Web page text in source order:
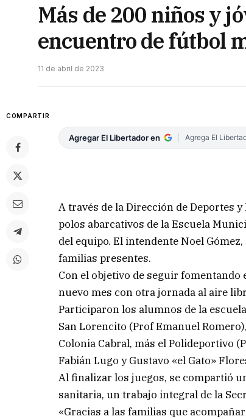
Más de 200 niños y
encuentro de fútbol
11 de abril de 2023
COMPARTIR
Agregar El Libertador en Agrega El
A través de la Dirección de Deportes
polos abarcativos de la Escuela
del equipo. El intendente Noel
familias presentes.
Con el objetivo de seguir
nuevo mes con otra jornada al aire
Participaron los alumnos de la
San Lorencito (Prof Emanuel
Colonia Cabral, más el Polideportivo
Fabián Lugo y Gustavo «el Gato»
Al finalizar los juegos, se compartió
sanitaria, un trabajo integral de la
«Gracias a las familias que